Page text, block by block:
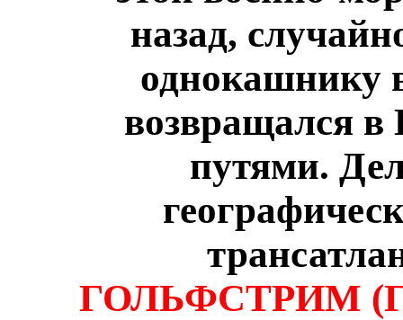
назад,
однокашнику
возвращался
путями.
ГОЛЬФСТРИМ